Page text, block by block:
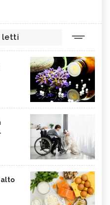
letti
alto